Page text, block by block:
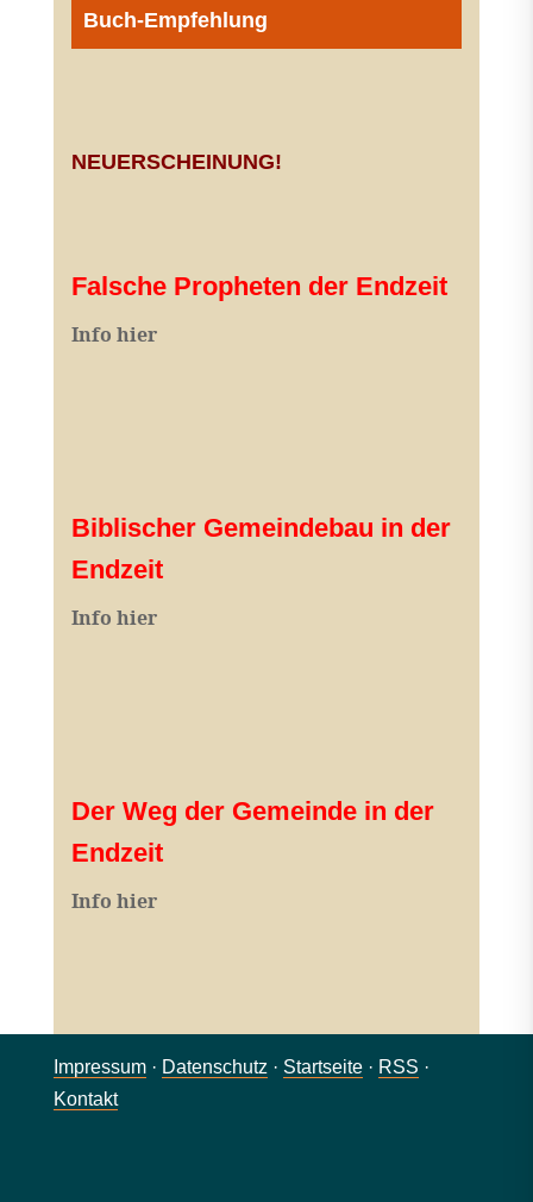
Buch-Empfehlung
NEUERSCHEINUNG!
Falsche Propheten der Endzeit
Info hier
Biblischer Gemeindebau in der
Endzeit
Info hier
Der Weg der Gemeinde in der
Endzeit
Info hier
Impressum· Datenschutz · Startseite· RSS ·
Kontakt